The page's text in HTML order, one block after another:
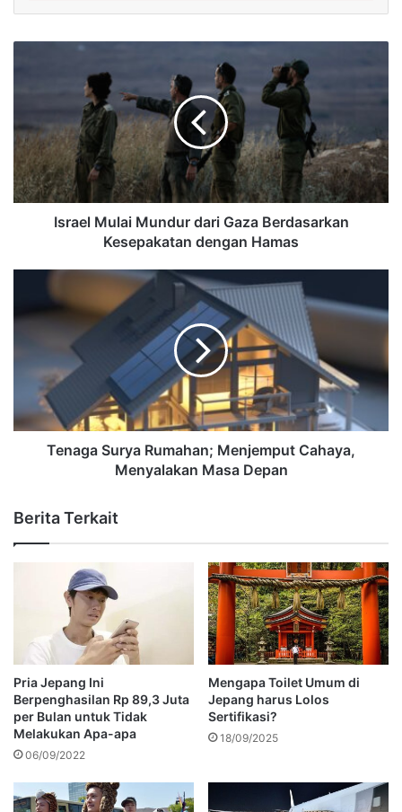
Israel Mulai Mundur dari Gaza Berdasarkan
Kesepakatan dengan Hamas
Tenaga Surya Rumahan; Menjemput Cahaya,
Menyalakan Masa Depan
Berita Terkait
Pria Jepang Ini
Berpenghasilan Rp 89,3 Juta
per Bulan untuk Tidak
Melakukan Apa-apa
06/09/2022
Mengapa Toilet Umum di
Jepang harus Lolos
Sertifikasi?
18/09/2025